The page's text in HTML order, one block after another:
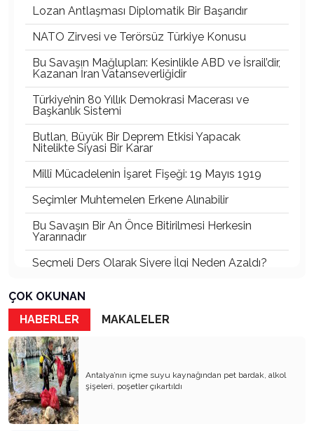
Lozan Antlaşması Diplomatik Bir Başarıdır
NATO Zirvesi ve Terörsüz Türkiye Konusu
Bu Savaşın Mağlupları: Kesinlikle ABD ve İsrail’dir,
Kazanan İran Vatanseverliğidir
Türkiye’nin 80 Yıllık Demokrasi Macerası ve
Başkanlık Sistemi
Butlan, Büyük Bir Deprem Etkisi Yapacak
Nitelikte Siyasi Bir Karar
Millî Mücadelenin İşaret Fişeği: 19 Mayıs 1919
Seçimler Muhtemelen Erkene Alınabilir
Bu Savaşın Bir An Önce Bitirilmesi Herkesin
Yararınadır
Seçmeli Ders Olarak Siyere İlgi Neden Azaldı?
İki Menfur Saldırı ve Katliam Çok Yönlü
İncelenmelidir
Bu Savaşta Kazananlar, Kaybedenler ve Türkiye
Üzerine Etkileri
Öcalan ve Dem Nasıl Bir Türkiye İstiyor?
Abd’de Bu Ses İlk Defa Duyuluyor
Psikiyatrik Sorunları Olan İki Ruh Hastası
Siyasetçi Dünyayı Felakete Sürüklüyor
ÇOK OKUNAN
HABERLER
MAKALELER
Antalya’nın içme suyu kaynağından pet bardak, alkol
şişeleri, poşetler çıkartıldı